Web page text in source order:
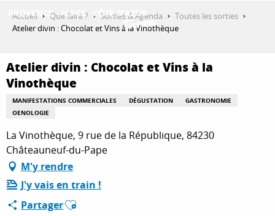
QUE FAIRE ?
SÉJOURNER
ESPACE PRO
Accueil Que faire ? Sorties & Agenda
Toutes les sorties
Atelier divin : Chocolat et Vins à la Vinothèque
Atelier divin : Chocolat et Vins à la
Vinothèque
MANIFESTATIONS COMMERCIALES DÉGUSTATION
GASTRONOMIE
OENOLOGIE
La Vinothèque, 9 rue de la République, 84230
Châteauneuf-du-Pape
M'y rendre
J'y vais en train !
PartagerAjouter aux favoris